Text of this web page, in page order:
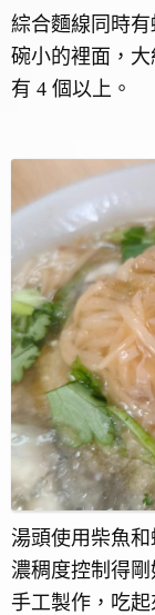
綜合麵線同時
碗小的裡面，
有 4 個以上。
湯頭使用柴魚
濃稠度控制得
手工製作，吃